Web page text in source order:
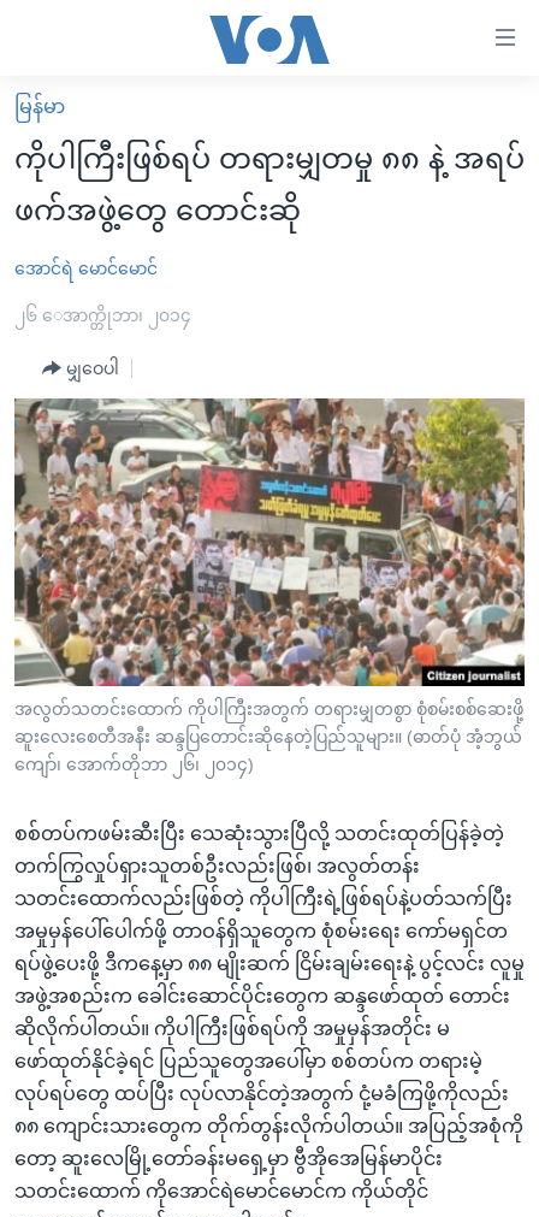
လွယ်ကူ
စေ
သည့်
များ
ပင်မ
ကျော်
ကြည့်
ရန်
ပင်မ
အ
ညွန်း
စာမျက်နှာ
သို့
ကျော်
ကြည့်
ရန်
ရှာဖွေ
နေရာ
သို့
ကျော်
ရန်
မူလစာမျက်နှာ
မြန်မာ
ကမ္ဘာ့သတင်းများ
နိုင်ငံတကာ
အစ္စရေး-ပါလက်စတိုင်း
ဗွီဒီယို
သတင်းလွတ်လပ်ခွင့်
အင်္ဂလိပ်စာလေ့လာမယ်
အမေရိကန်သုံးအီဒီယံ
မကြေးမုံရဲ့ အင်္ဂလိပ်စာ
ရုပ်ရှင်ထဲက အင်္ဂလိပ်စာ
သုတပဒေသာ အင်္ဂလိပ်စာ
အပတ်စဉ်ကဏ္ဍများ
ရေဒီယို
တီဗွီ
ရေဒီယိုနှင့်ရုပ်သံ အချက်အလက်များ
ရေဒီယို/တီဗွီအစီအစဉ်
Learning English
ဗွီအိုအေ လူမှုကွန်ယက်များ
ဘာသာစကားများ
မြန်မာ
ကိုပါကြီးဖြစ်ရပ် တရားမျှတမှု ၈၈ နဲ့ အရပ်
ဖက်အဖွဲ့တွေ တောင်းဆို
အောင်ရဲ မောင်မောင်
၂၆ ေအာက္တိုဘာ၊ ၂၀၁၄
မျှဝေပါ
အလွတ်သတင်းထောက် ကိုပါကြီးအတွက် တရားမျှတစွာ စုံစမ်းစစ်ဆေးဖို့
ဆူးလေးစေတီအနီး ဆန္ဒပြတောင်းဆိုနေတဲ့ပြည်သူများ။ (ဓာတ်ပုံ အံ့ဘွယ်
ကျော်၊ အောက်တိုဘာ ၂၆၊ ၂၀၁၄)
စစ်တပ်ကဖမ်းဆီးပြီး သေဆုံးသွားပြီလို့ သတင်းထုတ်ပြန်ခဲ့တဲ့
တက်ကြွလှုပ်ရှားသူတစ်ဦးလည်းဖြစ်၊ အလွတ်တန်း
သတင်းထောက်လည်းဖြစ်တဲ့ ကိုပါကြီးရဲ့ဖြစ်ရပ်နဲ့ပတ်သက်ပြီး
အမှုမှန်ပေါ်ပေါက်ဖို့ တာဝန်ရှိသူတွေက စုံစမ်းရေး ကော်မရှင်တ
ရပ်ဖွဲ့ပေးဖို့ ဒီကနေ့မှာ ၈၈ မျိုးဆက် ငြိမ်းချမ်းရေးနဲ့ ပွင့်လင်း လူမှု
အဖွဲ့အစည်းက ခေါင်းဆောင်ပိုင်းတွေက ဆန္ဒဖော်ထုတ် တောင်း
ဆိုလိုက်ပါတယ်။ ကိုပါကြီးဖြစ်ရပ်ကို အမှုမှန်အတိုင်း မ
ဖော်ထုတ်နိုင်ခဲ့ရင် ပြည်သူတွေအပေါ်မှာ စစ်တပ်က တရားမဲ့
လုပ်ရပ်တွေ ထပ်ပြီး လုပ်လာနိုင်တဲ့အတွက် ငုံ့မခံကြဖို့ကိုလည်း
၈၈ ကျောင်းသားတွေက တိုက်တွန်းလိုက်ပါတယ်။ အပြည့်အစုံကို
တော့ ဆူးလေမြို့တော်ခန်းမရှေ့မှာ ဗွီအိုအေမြန်မာပိုင်း
သတင်းထောက် ကိုအောင်ရဲမောင်မောင်က ကိုယ်တိုင်